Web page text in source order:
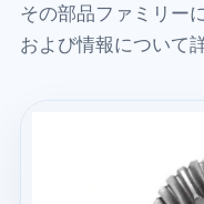
その部品ファミリー
および情報について